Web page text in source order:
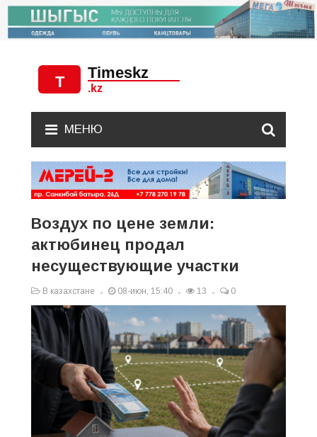
МЕНЮ
Воздух по цене земли:
актюбинец продал
несуществующие участки
В казахстане 08-июн, 15:40 13 0